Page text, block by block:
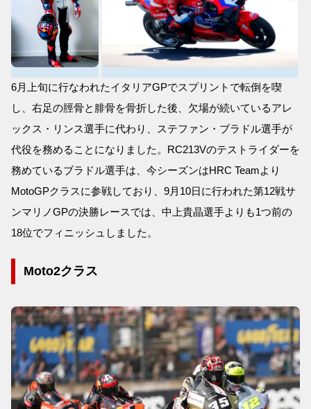
6月上旬に行なわれたイタリアGPでスプリントで転倒を喫
し、右足の脛骨と腓骨を骨折した後、欠場が続いているアレ
ックス・リンス選手に代わり、ステファン・ブラドル選手が
代役を務めることになりました。RC213Vのテストライダーを
務めているブラドル選手は、今シーズンはHRC Teamより
MotoGPクラスに参戦しており、9月10日に行われた第12戦サ
ンマリノGPの決勝レースでは、中上貴晶選手よりも1つ前の
18位でフィニッシュしました。
Moto2クラス